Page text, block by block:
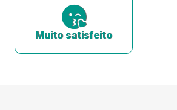
Muito satisfeito